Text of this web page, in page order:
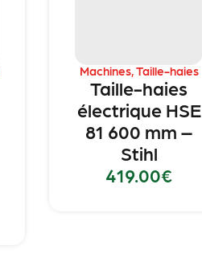
Machines, Taille-haies
Taille-haies
électrique HSE
81 600 mm –
Stihl
419.00€